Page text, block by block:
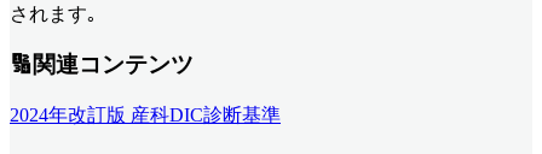
されます｡
🔢関連コンテンツ
2024年改訂版 産科DIC診断基準